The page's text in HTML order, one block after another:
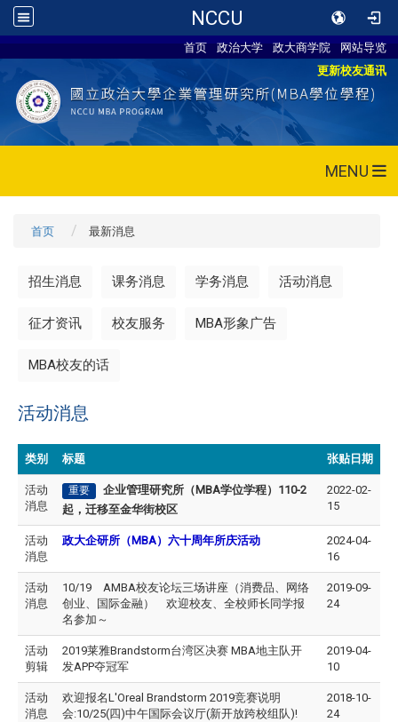
NCCU
首页 政治大学 政大商学院
网站导览
更新校友通讯
MENU
首页 最新消息
招生消息 课务消息 学务消息 活动消息
征才资讯 校友服务 MBA形象广告
MBA校友的话
活动消息
类别 标题 张贴日期
活动
消息
重要
企业管理研究所（MBA学位学程）110-2
起，迁移至金华街校区
2022-02-
15
活动
消息
政大企研所（MBA）六十周年所庆活动
2024-04-
16
活动
消息
10/19 AMBA校友论坛三场讲座（消费品、网络
创业、国际金融） 欢迎校友、全校师长同学报
名参加～
2019-09-
24
活动
剪辑
2019莱雅Brandstorm台湾区决赛 MBA地主队开
发APP夺冠军
2019-04-
10
活动
消息
欢迎报名L'Oreal Brandstorm 2019竞赛说明
会:10/25(四)中午国际会议厅(新开放跨校组队)!
2018-10-
24